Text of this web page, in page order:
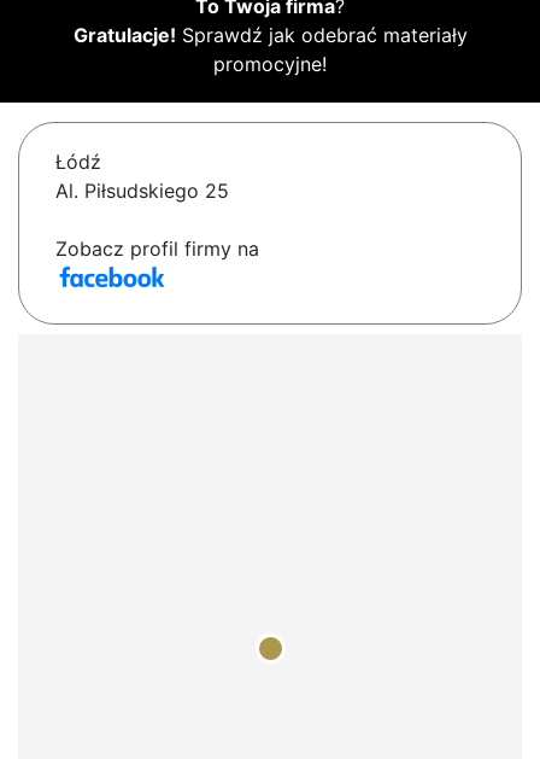
To Twoja firma?
Gratulacje! Sprawdź jak odebrać materiały
promocyjne!
Łódź
Al. Piłsudskiego 25
Zobacz profil firmy na